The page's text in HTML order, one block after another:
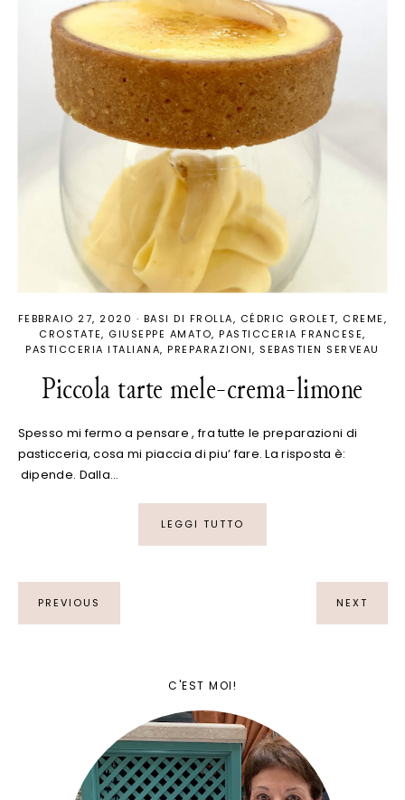
FEBBRAIO 27, 2020 · BASI DI FROLLA CÉDRIC GROLET CREME
CROSTATE GIUSEPPE AMATO PASTICCERIA FRANCESE
PASTICCERIA ITALIANA PREPARAZIONI SEBASTIEN SERVEAU
Piccola tarte mele-crema-limone
Spesso mi fermo a pensare , fra tutte le preparazioni di
pasticceria, cosa mi piaccia di piu’ fare. La risposta è:
dipende. Dalla…
LEGGI TUTTO
PREVIOUS NEXT
C'EST MOI!